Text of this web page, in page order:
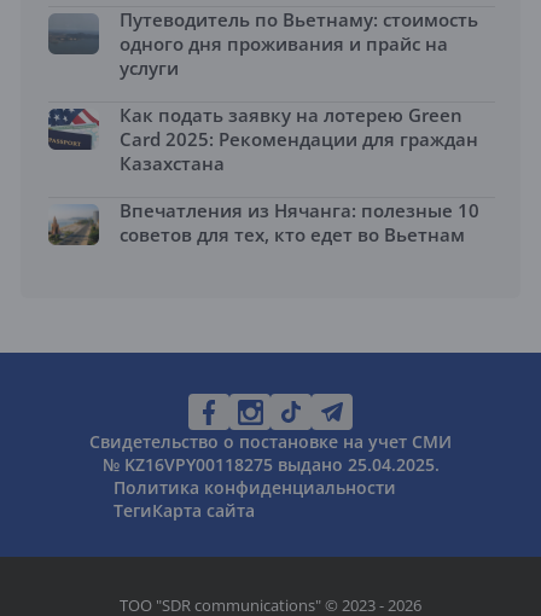
Путеводитель по Вьетнаму: стоимость
одного дня проживания и прайс на
услуги
Как подать заявку на лотерею Green
Card 2025: Рекомендации для граждан
Казахстана
Впечатления из Нячанга: полезные 10
советов для тех, кто едет во Вьетнам
Свидетельство о постановке на учет СМИ
№ KZ16VPY00118275 выдано 25.04.2025.
Политика конфиденциальности
ТегиКарта сайта
ТОО "SDR communications" © 2023 - 2026